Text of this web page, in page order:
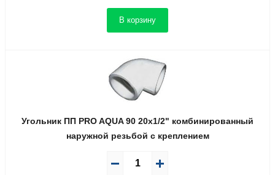
В корзину
Угольник ПП PRO AQUA 90 20x1/2" комбинированный
наружной резьбой с креплением